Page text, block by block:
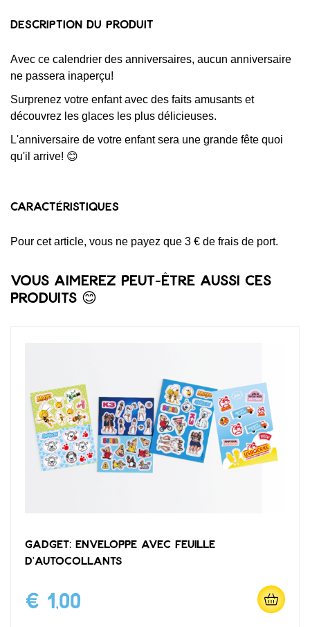
Description du produit
Avec ce calendrier des anniversaires, aucun anniversaire
ne passera inaperçu!
Surprenez votre enfant avec des faits amusants et
découvrez les glaces les plus délicieuses.
L'anniversaire de votre enfant sera une grande fête quoi
qu'il arrive! 😊
Caractéristiques
Pour cet article, vous ne payez que 3 € de frais de port.
Vous aimerez peut-être aussi ces
produits 😊
Gadget: enveloppe avec feuille
d'autocollants
€ 1,00